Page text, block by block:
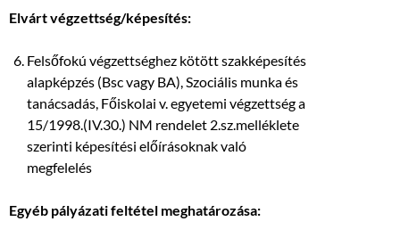
Elvárt végzettség/képesítés:
Felsőfokú végzettséghez kötött szakképesítés
alapképzés (Bsc vagy BA), Szociális munka és
tanácsadás, Főiskolai v. egyetemi végzettség a
15/1998.(IV.30.) NM rendelet 2.sz.melléklete
szerinti képesítési előírásoknak való
megfelelés
Egyéb pályázati feltétel meghatározása: